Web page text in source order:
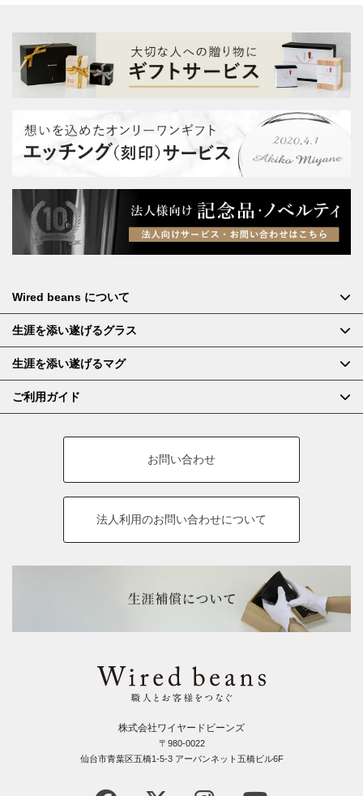
Wired beans について
生涯を添い遂げるグラス
生涯を添い遂げるマグ
ご利用ガイド
お問い合わせ
法人利用のお問い合わせについて
株式会社ワイヤードビーンズ
〒980-0022
仙台市青葉区五橋1-5-3 アーバンネット五橋ビル6F